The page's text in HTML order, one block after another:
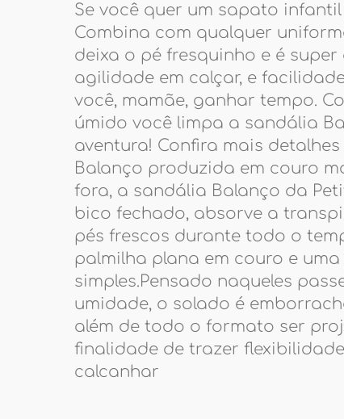
Se você quer um sapato
Combina com qualquer
deixa o pé fresquinho e é
agilidade em calçar, e
você, mamãe, ganhar tempo.
úmido você limpa a sandália
aventura! Confira mais
Balanço produzida em couro
fora, a sandália Balanço da
bico fechado, absorve a
pés frescos durante todo o
palmilha plana em couro e
simples.Pensado naqueles
umidade, o solado é
além de todo o formato ser
finalidade de trazer
calcanhar